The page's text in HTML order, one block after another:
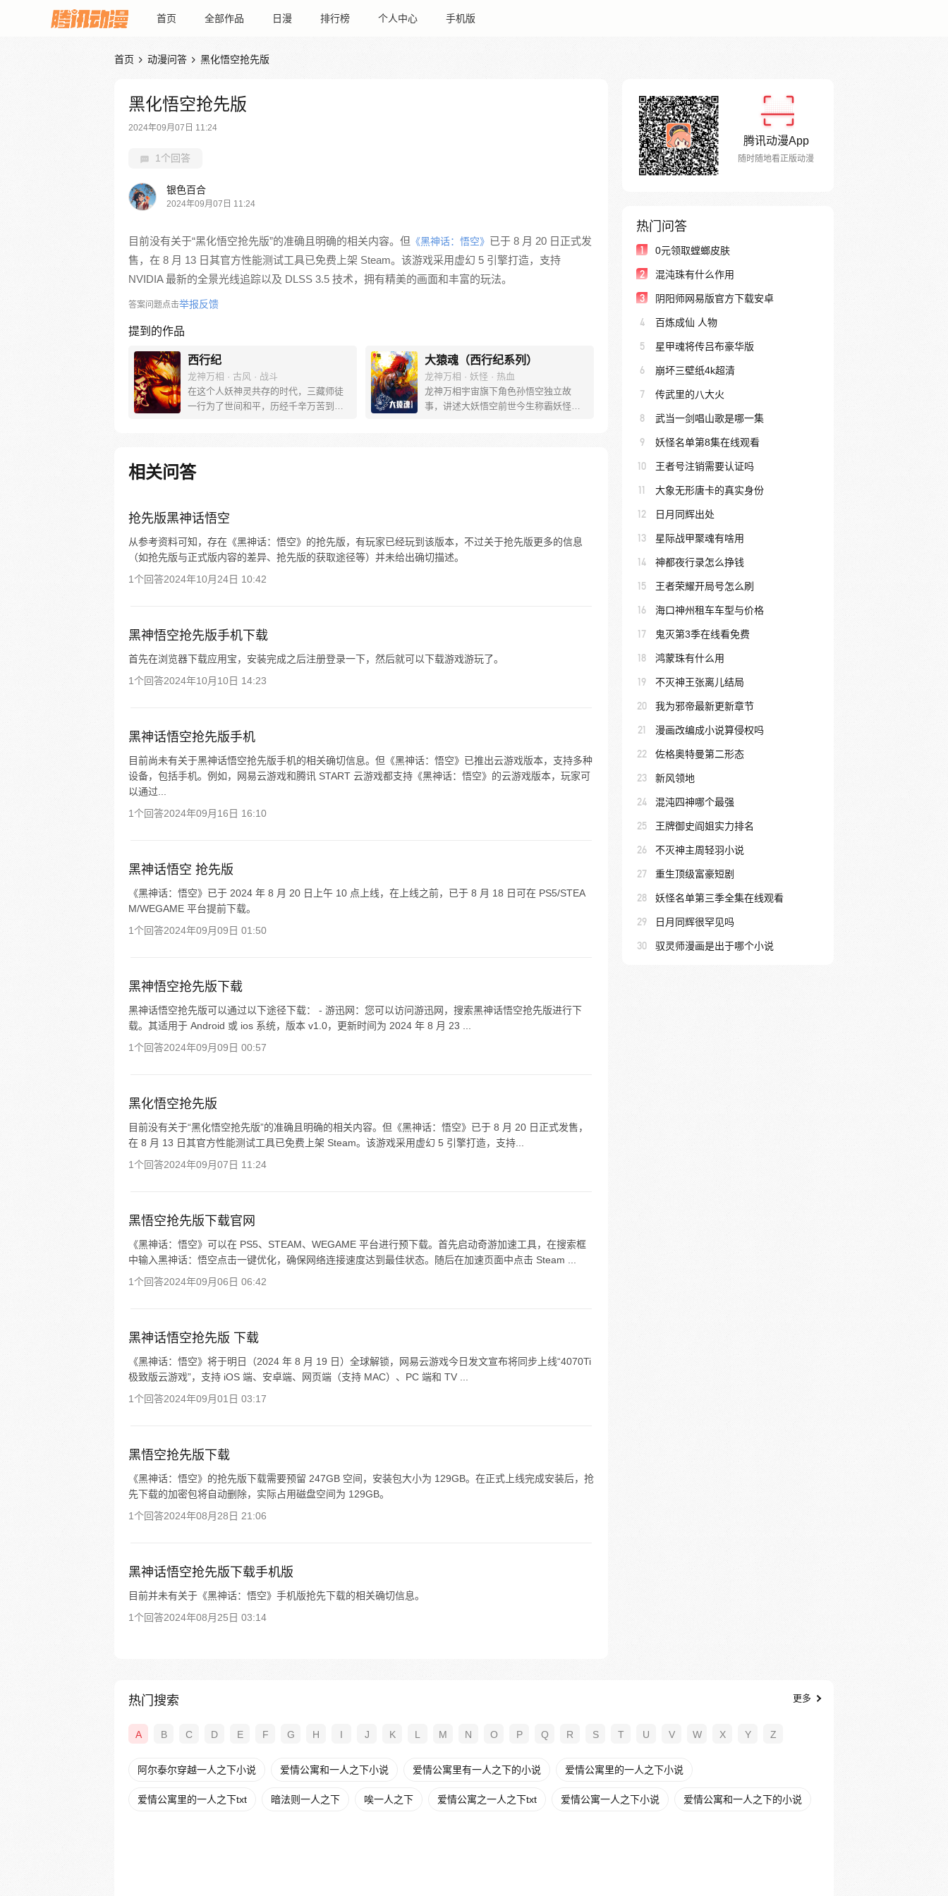
首页 全部作品 日漫 排行榜 个人中心 手机版
首页  动漫问答  黑化悟空抢先版
黑化悟空抢先版
2024年09月07日 11:24
1个回答
银色百合
2024年09月07日 11:24
目前没有关于“黑化悟空抢先版”的准确且明确的相关内容。但 《黑神话：悟空》 已于 8 月 20 日正式发
售，在 8 月 13 日其官方性能测试工具已免费上架 Steam。该游戏采用虚幻 5 引擎打造，支持
NVIDIA 最新的全景光线追踪以及 DLSS 3.5 技术，拥有精美的画面和丰富的玩法。
答案问题点击举报反馈
提到的作品
西行纪
龙神万相 · 古风 · 战斗
在这个人妖神灵共存的时代，三藏师徒
一行为了世间和平，历经千辛万苦到达
位，小狼妖白狼不辞万难，找到唐三藏
大法师，和他一起重新寻回徒弟们，组
旅……
大猿魂（西行纪系列）
龙神万相 · 妖怪 · 热血
龙神万相宇宙旗下角色孙悟空独立故
事，讲述大妖悟空前世今生称霸妖怪大
相关问答
抢先版黑神话悟空
从参考资料可知，存在《黑神话：悟空》的抢先版，有玩家已经玩到该版本，不过关于抢先版更多的信息
（如抢先版与正式版内容的差异、抢先版的获取途径等）并未给出确切描述。
1个回答2024年10月24日 10:42
黑神悟空抢先版手机下载
首先在浏览器下载应用宝，安装完成之后注册登录一下，然后就可以下载游戏游玩了。
1个回答2024年10月10日 14:23
黑神话悟空抢先版手机
目前尚未有关于黑神话悟空抢先版手机的相关确切信息。但《黑神话：悟空》已推出云游戏版本，支持多种
设备，包括手机。例如，网易云游戏和腾讯 START 云游戏都支持《黑神话：悟空》的云游戏版本，玩家可
以通过...
1个回答2024年09月16日 16:10
黑神话悟空 抢先版
《黑神话：悟空》已于 2024 年 8 月 20 日上午 10 点上线，在上线之前，已于 8 月 18 日可在 PS5/STEA
M/WEGAME 平台提前下载。
1个回答2024年09月09日 01:50
黑神悟空抢先版下载
黑神话悟空抢先版可以通过以下途径下载： - 游迅网：您可以访问游迅网，搜索黑神话悟空抢先版进行下
载。其适用于 Android 或 ios 系统，版本 v1.0，更新时间为 2024 年 8 月 23 ...
1个回答2024年09月09日 00:57
黑化悟空抢先版
目前没有关于“黑化悟空抢先版”的准确且明确的相关内容。但《黑神话：悟空》已于 8 月 20 日正式发售，
在 8 月 13 日其官方性能测试工具已免费上架 Steam。该游戏采用虚幻 5 引擎打造，支持...
1个回答2024年09月07日 11:24
黑悟空抢先版下载官网
《黑神话：悟空》可以在 PS5、STEAM、WEGAME 平台进行预下载。首先启动奇游加速工具，在搜索框
中输入黑神话：悟空点击一键优化，确保网络连接速度达到最佳状态。随后在加速页面中点击 Steam ...
1个回答2024年09月06日 06:42
黑神话悟空抢先版 下载
《黑神话：悟空》将于明日（2024 年 8 月 19 日）全球解锁，网易云游戏今日发文宣布将同步上线“4070Ti
极致版云游戏”，支持 iOS 端、安卓端、网页端（支持 MAC）、PC 端和 TV ...
1个回答2024年09月01日 03:17
黑悟空抢先版下载
《黑神话：悟空》的抢先版下载需要预留 247GB 空间，安装包大小为 129GB。在正式上线完成安装后，抢
先下载的加密包将自动删除，实际占用磁盘空间为 129GB。
1个回答2024年08月28日 21:06
黑神话悟空抢先版下载手机版
目前并未有关于《黑神话：悟空》手机版抢先下载的相关确切信息。
1个回答2024年08月25日 03:14
腾讯动漫App
随时随地看正版动漫
热门问答
1 0元领取螳螂皮肤
2 混沌珠有什么作用
3 阴阳师网易版官方下载安卓
4 百炼成仙 人物
5 星甲魂将传吕布豪华版
6 崩坏三壁纸4k超清
7 传武里的八大火
8 武当一剑唱山歌是哪一集
9 妖怪名单第8集在线观看
10 王者号注销需要认证吗
11 大象无形唐卡的真实身份
12 日月同辉出处
13 星际战甲聚魂有啥用
14 神都夜行录怎么挣钱
15 王者荣耀开局号怎么刷
16 海口神州租车车型与价格
17 鬼灭第3季在线看免费
18 鸿蒙珠有什么用
19 不灭神王张离儿结局
20 我为邪帝最新更新章节
21 漫画改编成小说算侵权吗
22 佐格奥特曼第二形态
23 新风领地
24 混沌四神哪个最强
25 王牌御史阎姐实力排名
26 不灭神主周轻羽小说
27 重生顶级富豪短剧
28 妖怪名单第三季全集在线观看
29 日月同辉很罕见吗
30 驭灵师漫画是出于哪个小说
热门搜索 更多
A B C D E F G H I J K L M N O P Q R S T U V W X Y Z
阿尔泰尔穿越一人之下小说 爱情公寓和一人之下小说 爱情公寓里有一人之下的小说 爱情公寓里的一人之下小说
爱情公寓里的一人之下txt 暗法则一人之下 唉一人之下 爱情公寓之一人之下txt 爱情公寓一人之下小说 爱情公寓和一人之下的小说